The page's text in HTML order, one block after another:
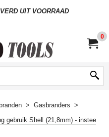
UIT VOORRAAD
0
> Gasbranders >
gebruik Shell (21,8mm) - insteek